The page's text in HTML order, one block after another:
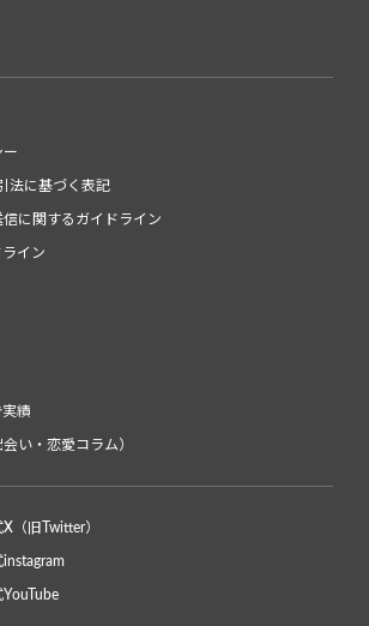
ー
法に基づく表記
に関するガイドライン
イン
績
い・恋愛コラム）
（旧Twitter）